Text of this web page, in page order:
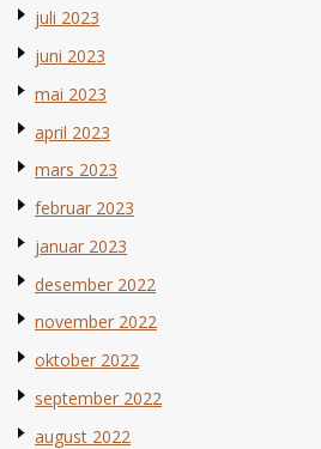
juli 2023
juni 2023
mai 2023
april 2023
mars 2023
februar 2023
januar 2023
desember 2022
november 2022
oktober 2022
september 2022
august 2022